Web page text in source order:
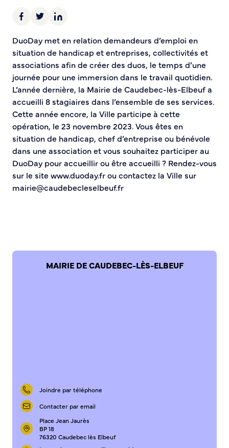
DuoDay met en relation demandeurs d’emploi en
situation de handicap et entreprises, collectivités et
associations afin de créer des duos, le temps d’une
journée pour une immersion dans le travail quotidien.
L’année dernière, la Mairie de Caudebec-lès-Elbeuf a
accueilli 8 stagiaires dans l’ensemble de ses services.
Cette année encore, la Ville participe à cette
opération, le 23 novembre 2023. Vous êtes en
situation de handicap, chef d’entreprise ou bénévole
dans une association et vous souhaitez participer au
DuoDay pour accueillir ou être accueilli ? Rendez-vous
sur le site www.duoday.fr ou contactez la Ville sur
mairie@caudebecleselbeuf.fr
MAIRIE DE CAUDEBEC-LÈS-ELBEUF
Joindre par téléphone
Contacter par email
Place Jean Jaurès
BP 18
76320 Caudebec lès Elbeuf
Sécurité tranquillité
Police municipale
Pré-plainte en ligne
Tranquillité vacances
Vidéoprotection
Aide à l’installation d’alarmes
Horaires pour le bricolage et le jardinage
Infos pratiques
Plan de Ville
Numéros d’urgence
Location de salles
Annuaire des services publics
Histoire de la ville
Patrimoine historique
Entretien des haies
Aide à l’achat d’un composteur ou récupérateur d’eau
S’informer
Application